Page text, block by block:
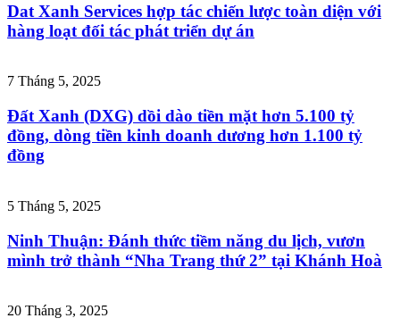
Dat Xanh Services hợp tác chiến lược toàn diện với
hàng loạt đối tác phát triển dự án
7 Tháng 5, 2025
Đất Xanh (DXG) dồi dào tiền mặt hơn 5.100 tỷ
đồng, dòng tiền kinh doanh dương hơn 1.100 tỷ
đồng
5 Tháng 5, 2025
Ninh Thuận: Đánh thức tiềm năng du lịch, vươn
mình trở thành “Nha Trang thứ 2” tại Khánh Hoà
20 Tháng 3, 2025